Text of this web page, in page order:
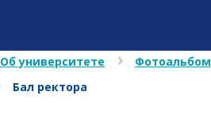
Об университете
Фотоальбом
Бал ректора